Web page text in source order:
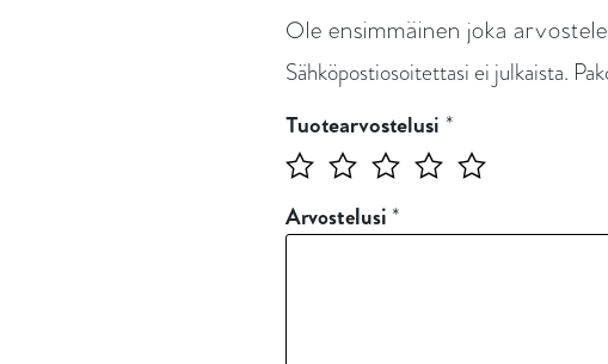
Ole ensimmäinen joka
Sähköpostiosoitettasi ei julkaista.
Tuotearvostelusi *
Arvostelusi *